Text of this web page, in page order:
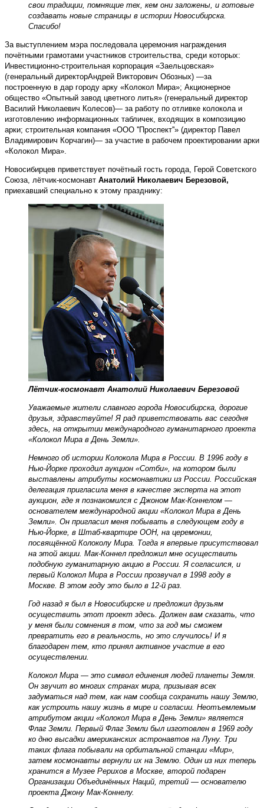
свои традиции, помнящие тех, кем они заложены, и готовые
создавать новые страницы в истории Новосибирска.
Спасибо!
За выступлением мэра последовала церемония награждения
почётными грамотами участников строительства, среди которых:
Инвестиционно-строительная корпорация «Заельцовская»
(генеральный директорАндрей Викторович Обозных) —за
построенную в дар городу арку «Колокол Мира»; Акционерное
общество «Опытный завод цветного литья» (генеральный директор
Василий Николаевич Колесов)— за работу по отливке колокола и
изготовлению информационных табличек, входящих в композицию
арки; строительная компания «ООО ''Проспект''» (директор Павел
Владимирович Корчагин)— за участие в рабочем проектировании арки
«Колокол Мира».
Новосибирцев приветствует почётный гость города, Герой Советского
Союза, лётчик-космонавт Анатолий Николаевич Березовой,
приехавший специально к этому празднику:
Лётчик-космонавт Анатолий Николаевич Березовой
Уважаемые жители славного города Новосибирска, дорогие
друзья, здравствуйте! Я рад приветствовать вас сегодня
здесь, на открытии международного гуманитарного проекта
«Колокол Мира в День Земли».
Немного об истории Колокола Мира в России. В 1996 году в
Нью-Йорке проходил аукцион «Сотби», на котором были
выставлены атрибуты космонавтики из России. Российская
делегация пригласила меня в качестве эксперта на этот
аукцион, где я познакомился с Джоном Мак-Коннелом —
основателем международной акции «Колокол Мира в День
Земли». Он пригласил меня побывать в следующем году в
Нью-Йорке, в Штаб-квартире ООН, на церемонии,
посвящённой Колоколу Мира. Тогда я впервые присутствовал
на этой акции. Мак-Коннел предложил мне осуществить
подобную гуманитарную акцию в России. Я согласился, и
первый Колокол Мира в России прозвучал в 1998 году в
Москве. В этом году это было в 12-й раз.
Год назад я был в Новосибирске и предложил друзьям
осуществить этот проект здесь. Должен вам сказать, что
у меня были сомнения в том, что за год мы сможем
превратить его в реальность, но это случилось! И я
благодарен тем, кто принял активное участие в его
осуществлении.
Колокол Мира — это символ единения людей планеты Земля.
Он звучит во многих странах мира, призывая всех
задуматься над тем, как нам сообща сохранить нашу Землю,
как устроить нашу жизнь в мире и согласии. Неотъ­емлемым
атрибутом акции «Колокол Мира в День Земли» является
Флаг Земли. Первый Флаг Земли был изготовлен в 1969 году
ко дню высадки американских астронавтов на Луну. Три
таких флага побывали на орбитальной станции «Мир»,
затем космонавты вернули их на Землю. Один из них теперь
хранится в Музее Рерихов в Москве, второй подарен
Организации Объединённых Наций, третий — основателю
проекта Джону Мак-Коннелу.